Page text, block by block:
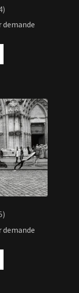
demande
demande